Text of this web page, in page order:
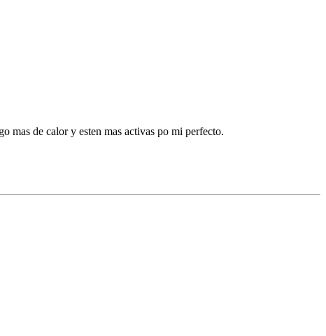
mas de calor y esten mas activas po mi perfecto.